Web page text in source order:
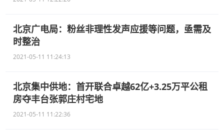
北京广电局：粉丝非理性发声应援等问题，亟需及
时整治
2021-05-11 11:24:13
北京集中供地：首开联合卓越62亿+3.25万平公租
房夺丰台张郭庄村宅地
2021-05-11 11:22:36